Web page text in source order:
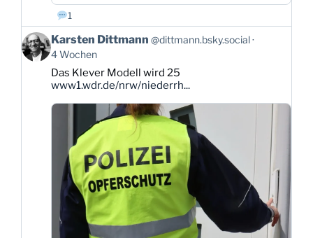
1
Beitrag
von
Karsten
Dittmann
Bluesky
Karsten Dittmann @dittmann.bsky.social
4 Wochen
Das Klever Modell wird 25
www1.wdr.de/nrw/niederrh...